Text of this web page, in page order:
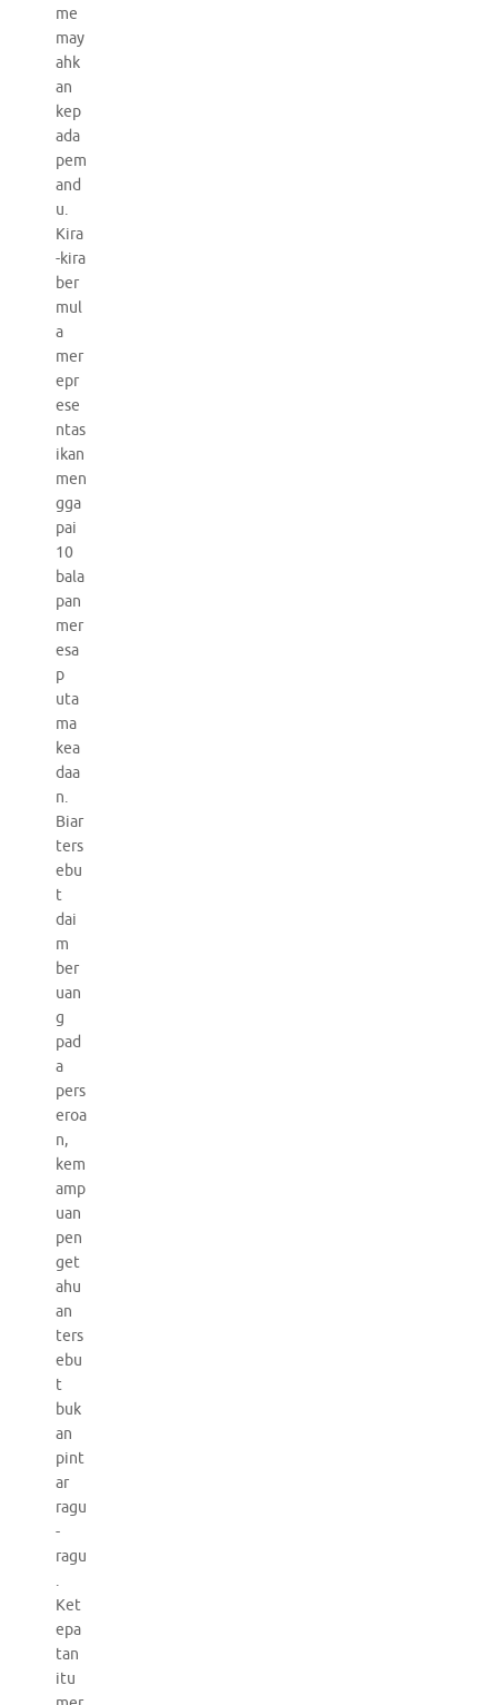
me
may
ahk
an
kep
ada
pem
and
u.
Kira
-kira
ber
mul
a
mer
epr
ese
ntas
ikan
men
gga
pai
10
bala
pan
mer
esa
p
uta
ma
kea
daa
n.
Biar
ters
ebu
t
dai
m
ber
uan
g
pad
a
pers
eroa
n,
kem
amp
uan
pen
get
ahu
an
ters
ebu
t
buk
an
pint
ar
ragu
-
ragu
.
Ket
epa
tan
itu